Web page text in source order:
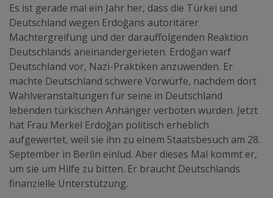
Es ist gerade mal ein Jahr her, dass die Türkei und
Deutschland wegen Erdoğans autoritärer
Machtergreifung und der darauffolgenden Reaktion
Deutschlands aneinandergerieten. Erdoğan warf
Deutschland vor, Nazi-Praktiken anzuwenden. Er
machte Deutschland schwere Vorwürfe, nachdem dort
Wahlveranstaltungen für seine in Deutschland
lebenden türkischen Anhänger verboten wurden. Jetzt
hat Frau Merkel Erdoğan politisch erheblich
aufgewertet, weil sie ihn zu einem Staatsbesuch am 28.
September in Berlin einlud. Aber dieses Mal kommt er,
um sie um Hilfe zu bitten. Er braucht Deutschlands
finanzielle Unterstützung.